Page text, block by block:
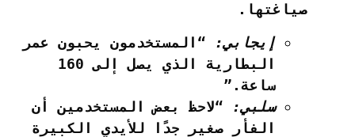
صياغتها.
إيجابي:
“المستخدمون يحبون عمر
البطارية الذي يصل إلى 160
ساعة.”
سلبي:
“لاحظ بعض المستخدمين أن
الفأر صغير جدًا للأيدي الكبيرة